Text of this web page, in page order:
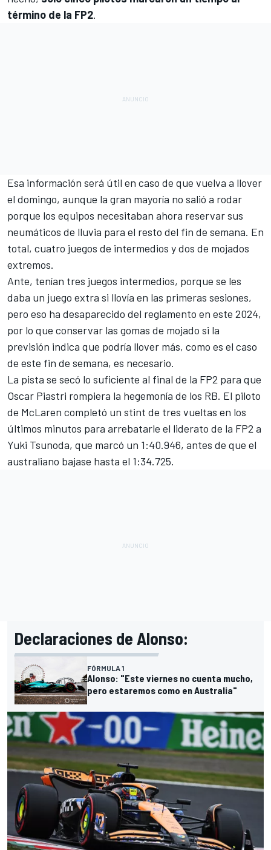
término de la FP2.
Esa información será útil en caso de que vuelva a llover
el domingo, aunque la gran mayoría no salió a rodar
porque los equipos necesitaban ahora reservar sus
neumáticos de lluvia para el resto del fin de semana. En
total, cuatro juegos de intermedios y dos de mojados
extremos.
Ante, tenían tres juegos intermedios, porque se les
daba un juego extra si llovía en las primeras sesiones,
pero eso ha desaparecido del reglamento en este 2024,
por lo que conservar las gomas de mojado si la
previsión indica que podría llover más, como es el caso
de este fin de semana, es necesario.
La pista se secó lo suficiente al final de la FP2 para que
Oscar Piastri rompiera la hegemonía de los RB. El piloto
de McLaren completó un stint de tres vueltas en los
últimos minutos para arrebatarle el liderato de la FP2 a
Yuki Tsunoda, que marcó un 1:40.946, antes de que el
australiano bajase hasta el 1:34.725.
Declaraciones de Alonso:
FÓRMULA 1
Alonso: "Este viernes no cuenta mucho,
pero estaremos como en Australia"